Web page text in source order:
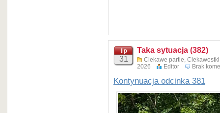
lip
31
Taka sytuacja (382)
Ciekawe partie,
2026
Editor Brak
Kontynuacja odcinka 381